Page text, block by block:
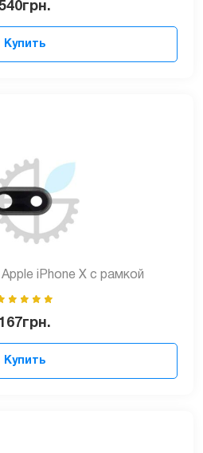
грн.
Купить
iPhone X с рамкой
167грн.
Купить